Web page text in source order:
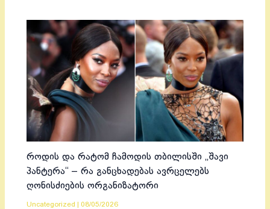
როდის და რატომ ჩამოდის თბილისში „შავი
პანტერა“ – რა განცხადებას ავრცელებს
ღონისძიების ორგანიზატორი
Uncategorized 08/05/2026